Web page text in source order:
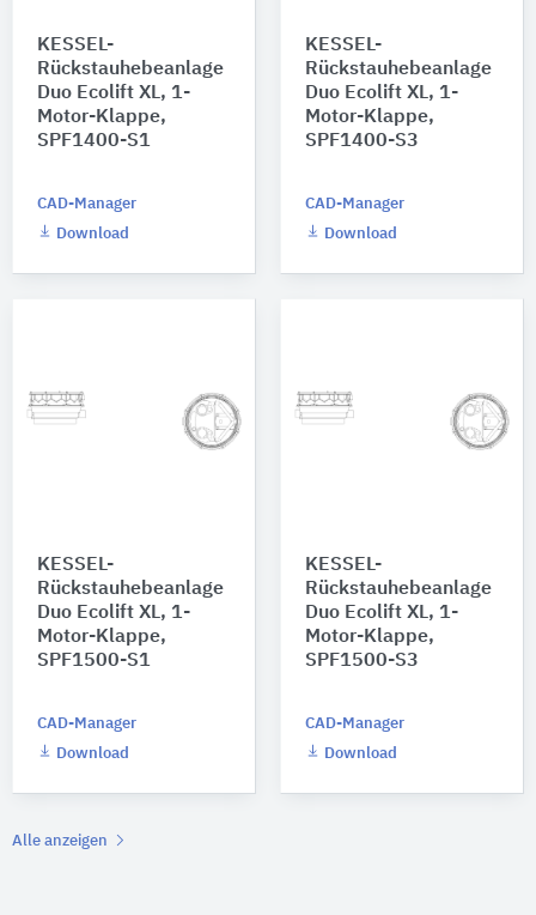
KESSEL-
Rückstauhebeanlage
Duo Ecolift XL, 1-
Motor-Klappe,
SPF1400-S1
CAD-Manager
Download
KESSEL-
Rückstauhebeanlage
Duo Ecolift XL, 1-
Motor-Klappe,
SPF1400-S3
CAD-Manager
Download
KESSEL-
Rückstauhebeanlage
Duo Ecolift XL, 1-
Motor-Klappe,
SPF1500-S1
CAD-Manager
Download
KESSEL-
Rückstauhebeanlage
Duo Ecolift XL, 1-
Motor-Klappe,
SPF1500-S3
CAD-Manager
Download
Alle anzeigen